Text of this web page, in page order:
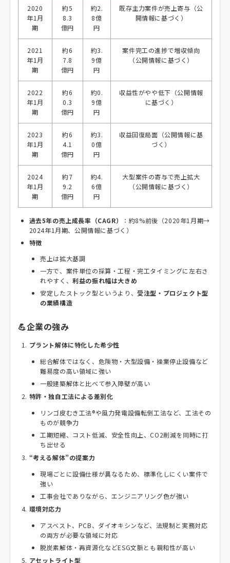
2020
年1月
期
約5
8.3
億円
約2.
8億
円
既存主力案件が売上寄与（公
開情報に基づく）
2021
年1月
期
約6
7.8
億円
約3.
9億
円
案件完工の進捗で増収傾向
（公開情報に基づく）
2022
年1月
期
約6
0.3
億円
約0.
9億
円
収益性がやや低下（公開情報
に基づく）
2023
年1月
期
約6
4.1
億円
約3.
0億
円
収益回復局面（公開情報に基
づく）
2024
年1月
期
約7
9.2
億円
約4.
6億
円
大型案件の寄与で売上拡大
（公開情報に基づく）
過去5年の売上成長率（CAGR）
：約8%前後（2020年1月期→
2024年1月期、公開情報に基づく）
特徴
売上は拡大基調
一方で、案件単位の採算・工程・完工タイミングに左右さ
れやすく、利益の振れ幅は大きめ
安定したストック型というより、受注型・プロジェクト型
の業績構造
💪企業の強み
プラント解体に特化した希少性
総合解体ではなく、危険物・大型設備・操業停止設備など
難易度の高い領域に強い
一般建築解体と比べて参入障壁が高い
特許・独自工法による差別化
リンゴ皮むき工法®や風力発電設備転倒工法など、工法その
ものが競争力
工期短縮、コスト低減、安全性向上、CO2削減を同時に打
ち出せる
“考える解体”の提案力
現場ごとに設備仕様が異なるため、標準化しにくい案件で
強い
工事会社でありながら、エンジニアリング色が強い
環境対応力
アスベスト、PCB、ダイオキシンなど、法規制と実務対応
の両方が必要な領域に対応
脱炭素解体・再資源化などESG文脈とも親和性が高い
アセットライト型